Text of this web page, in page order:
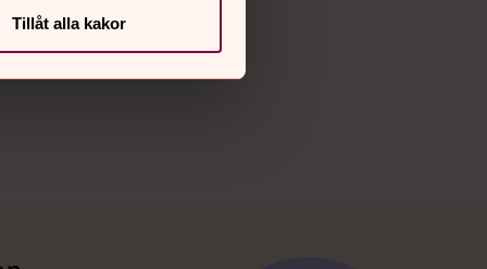
Tillåt alla kakor